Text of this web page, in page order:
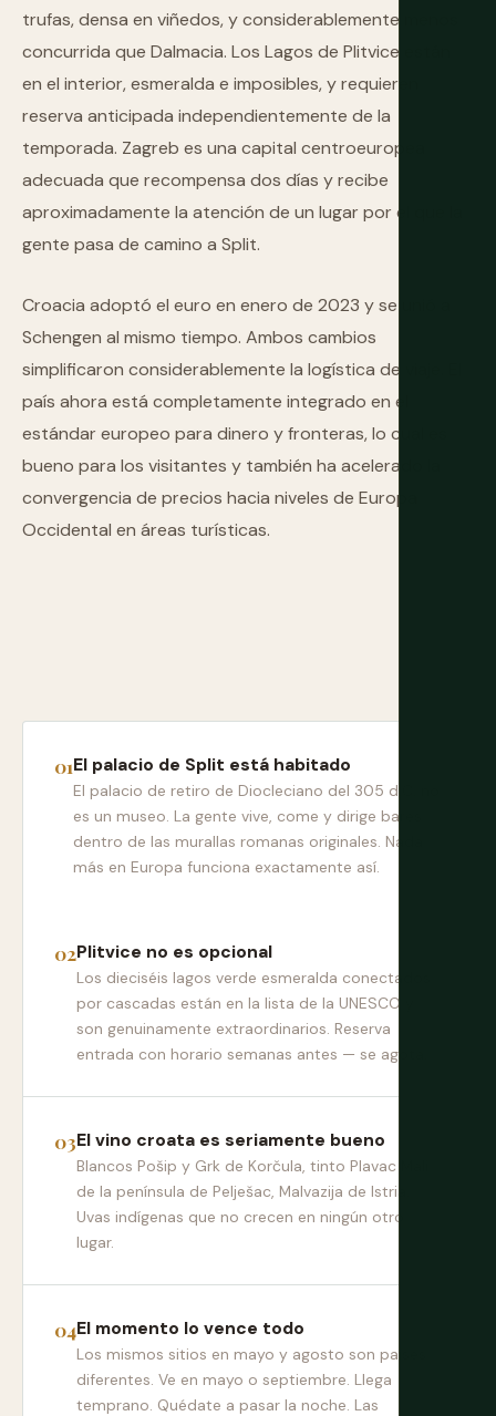
trufas, densa en viñedos, y considerablemente menos
concurrida que Dalmacia. Los Lagos de Plitvice están
en el interior, esmeralda e imposibles, y requieren
reserva anticipada independientemente de la
temporada. Zagreb es una capital centroeuropea
adecuada que recompensa dos días y recibe
aproximadamente la atención de un lugar por el que la
gente pasa de camino a Split.
Croacia adoptó el euro en enero de 2023 y se unió a
Schengen al mismo tiempo. Ambos cambios
simplificaron considerablemente la logística de viaje. El
país ahora está completamente integrado en el
estándar europeo para dinero y fronteras, lo cual es
bueno para los visitantes y también ha acelerado la
convergencia de precios hacia niveles de Europa
Occidental en áreas turísticas.
El palacio de Split está habitado
El palacio de retiro de Diocleciano del 305 d.C. no
es un museo. La gente vive, come y dirige bares
dentro de las murallas romanas originales. Nada
más en Europa funciona exactamente así.
Plitvice no es opcional
Los dieciséis lagos verde esmeralda conectados
por cascadas están en la lista de la UNESCO y
son genuinamente extraordinarios. Reserva
entrada con horario semanas antes — se agota.
El vino croata es seriamente bueno
Blancos Pošip y Grk de Korčula, tinto Plavac Mali
de la península de Pelješac, Malvazija de Istria.
Uvas indígenas que no crecen en ningún otro
lugar.
El momento lo vence todo
Los mismos sitios en mayo y agosto son países
diferentes. Ve en mayo o septiembre. Llega
temprano. Quédate a pasar la noche. Las